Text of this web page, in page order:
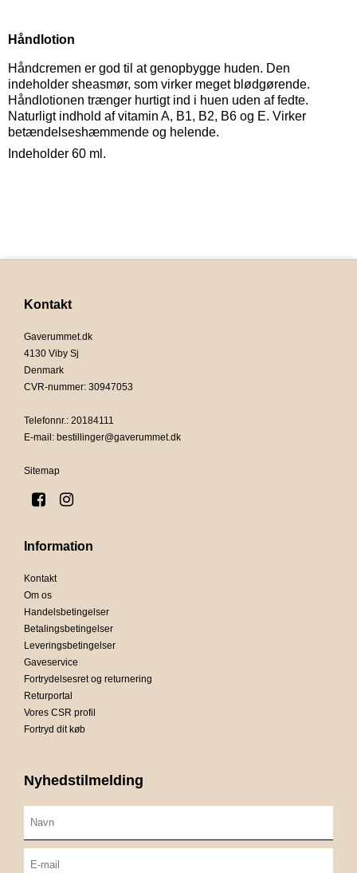
Håndlotion
Håndcremen er god til at genopbygge huden. Den
indeholder sheasmør, som virker meget blødgørende.
Håndlotionen trænger hurtigt ind i huen uden af fedte.
Naturligt indhold af vitamin A, B1, B2, B6 og E. Virker
betændelseshæmmende og helende.
Indeholder 60 ml.
Kontakt
Gaverummet.dk
4130 Viby Sj
Denmark
CVR-nummer: 30947053
Telefonnr. : 20184111
E-mail: bestillinger@gaverummet.dk
Sitemap
Information
Kontakt
Om os
Handelsbetingelser
Betalingsbetingelser
Leveringsbetingelser
Gaveservice
Fortrydelsesret og returnering
Returportal
Vores CSR profil
Fortryd dit køb
Nyhedstilmelding